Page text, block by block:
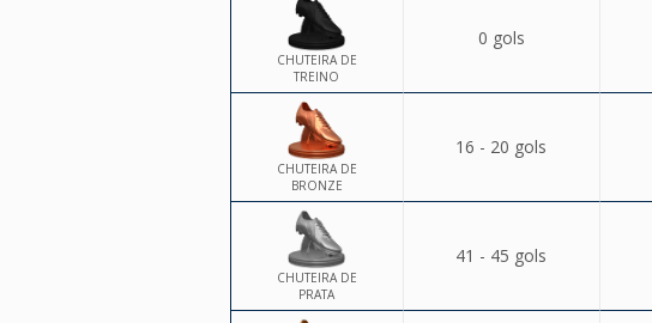
CHUTEIRA DE
TREINO
0 gols
CHUTEIRA DE
BRONZE
16 - 20 gols
CHUTEIRA DE
PRATA
41 - 45 gols